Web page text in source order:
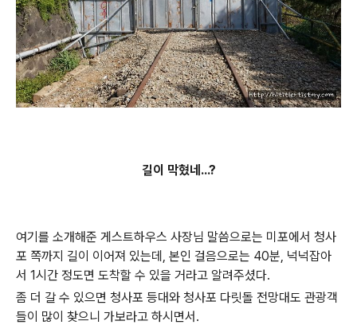
길이 막혔네...?
여기를 소개해준 게스트하우스 사장님 말씀으로는 미포에서 청사
포 쪽까지 길이 이어져 있는데, 본인 걸음으로는 40분, 넉넉잡아
서 1시간 정도면 도착할 수 있을 거라고 알려주셨다.
좀 더 갈 수 있으면 청사포 등대와 청사포 다릿돌 전망대도 관광객
들이 많이 찾으니 가보라고 하시면서.